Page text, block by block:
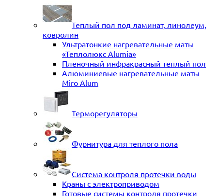
Теплый пол под ламинат, линолеум,
ковролин
Ультратонкие нагревательные маты
«Теплолюкс Alumia»
Пленочный инфракрасный теплый пол
Алюминиевые нагревательные маты
Miro Alum
Терморегуляторы
Фурнитура для теплого пола
Система контроля протечки воды
Краны с электроприводом
Готовые системы контроля протечки